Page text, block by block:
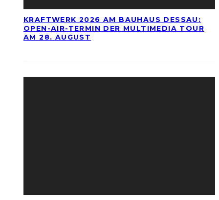
KRAFTWERK 2026 AM BAUHAUS DESSAU:
OPEN-AIR-TERMIN DER MULTIMEDIA TOUR
AM 28. AUGUST